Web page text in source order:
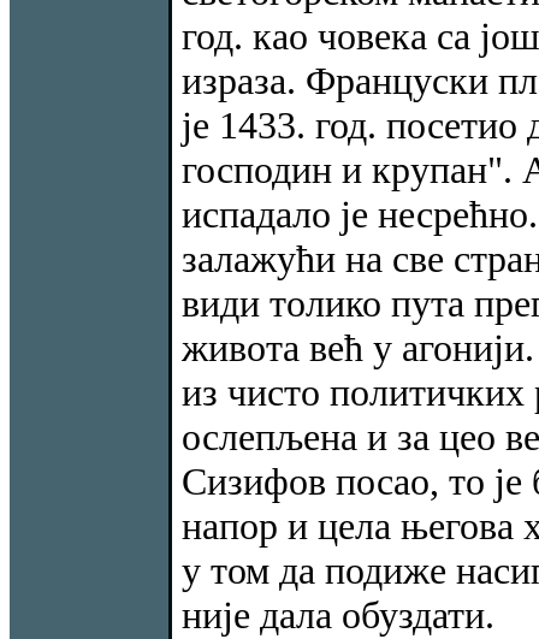
год. као човека са
израза. Француски
је 1433. год.
господин и крупан".
испадало је
залажући на све
види толико пута
живота већ у
из чисто политичких
ослепљена и за цео
Сизифов посао, то
напор и цела његова
у том да подиже
није дала обуздати.